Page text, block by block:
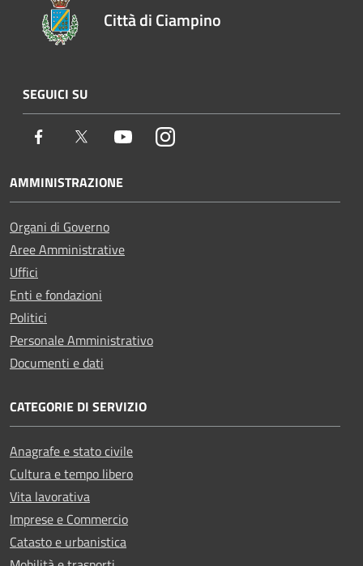
Città di Ciampino
SEGUICI SU
Facebook Twitter YoutubeInstagram
AMMINISTRAZIONE
Organi di Governo
Aree Amministrative
Uffici
Enti e fondazioni
Politici
Personale Amministrativo
Documenti e dati
CATEGORIE DI SERVIZIO
Anagrafe e stato civile
Cultura e tempo libero
Vita lavorativa
Imprese e Commercio
Catasto e urbanistica